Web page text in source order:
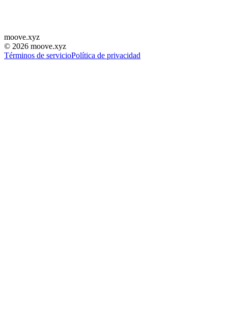
moove.xyz
© 2026 moove.xyz
Términos de servicioPolítica de privacidad